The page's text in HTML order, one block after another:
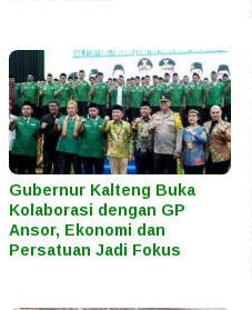
Gubernur Kalteng Buka
Kolaborasi dengan GP
Ansor, Ekonomi dan
Persatuan Jadi Fokus